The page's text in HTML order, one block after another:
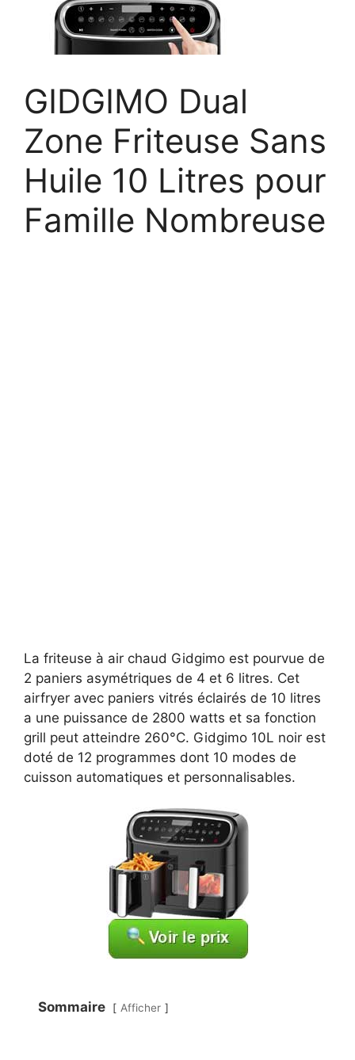
GIDGIMO Dual
Zone Friteuse Sans
Huile 10 Litres pour
Famille Nombreuse
La friteuse à air chaud Gidgimo est pourvue de
2 paniers asymétriques de 4 et 6 litres. Cet
airfryer avec paniers vitrés éclairés de 10 litres
a une puissance de 2800 watts et sa fonction
grill peut atteindre 260°C. Gidgimo 10L noir est
doté de 12 programmes dont 10 modes de
cuisson automatiques et personnalisables.
Sommaire Afficher